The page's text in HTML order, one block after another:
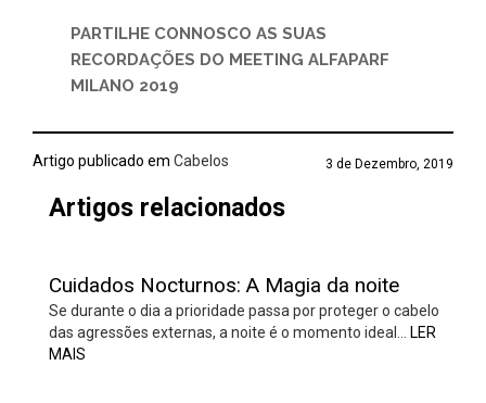
PARTILHE CONNOSCO AS SUAS
RECORDAÇÕES DO MEETING ALFAPARF
MILANO 2019
Artigo publicado em Cabelos 3 de Dezembro, 2019
Artigos relacionados
Cuidados Nocturnos: A Magia da noite
Se durante o dia a prioridade passa por proteger o cabelo
das agressões externas, a noite é o momento ideal…
LER
MAIS